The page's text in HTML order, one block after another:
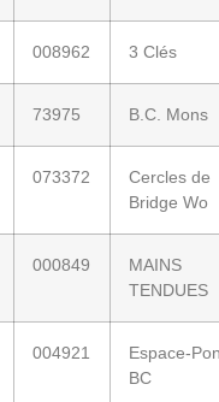
008962 3 Clés
73975 B.C. Mons
073372
Cercles de
Bridge Wo
000849
MAINS
TENDUES
004921
Espace-
BC